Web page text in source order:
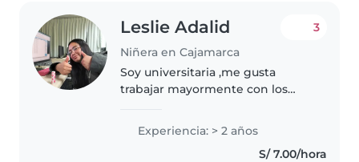
Leslie Adalid
Niñera en Cajamarca
3
Soy universitaria ,me gusta
trabajar mayormente con los
quehaceres, me gusta dibujar,
pintar, soy muy divertida , apoyo
Experiencia: > 2 años
S/ 7.00/hora